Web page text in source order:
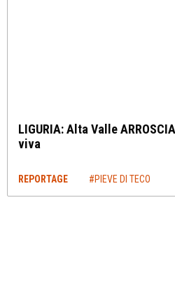
LIGURIA: Alta Valle
viva
REPORTAGE #PIEVE DI TECO